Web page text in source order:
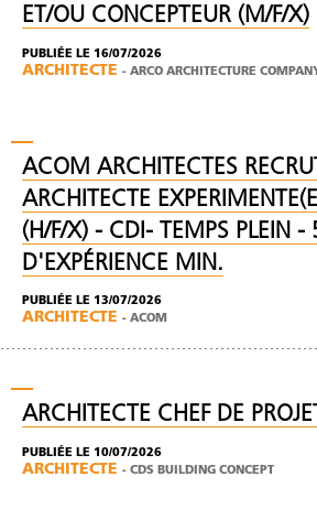
ET/OU CONCEPTEUR (M/F/X)
PUBLIÉE LE 16/07/2026
ARCHITECTE - ARCO ARCHITECTURE
ACOM ARCHITECTES
ARCHITECTE
(H/F/X) - CDI- TEMPS PLEIN -
D'EXPÉRIENCE MIN.
PUBLIÉE LE 13/07/2026
ARCHITECTE - ACOM
ARCHITECTE CHEF DE
PUBLIÉE LE 10/07/2026
ARCHITECTE - CDS BUILDING CONCEPT